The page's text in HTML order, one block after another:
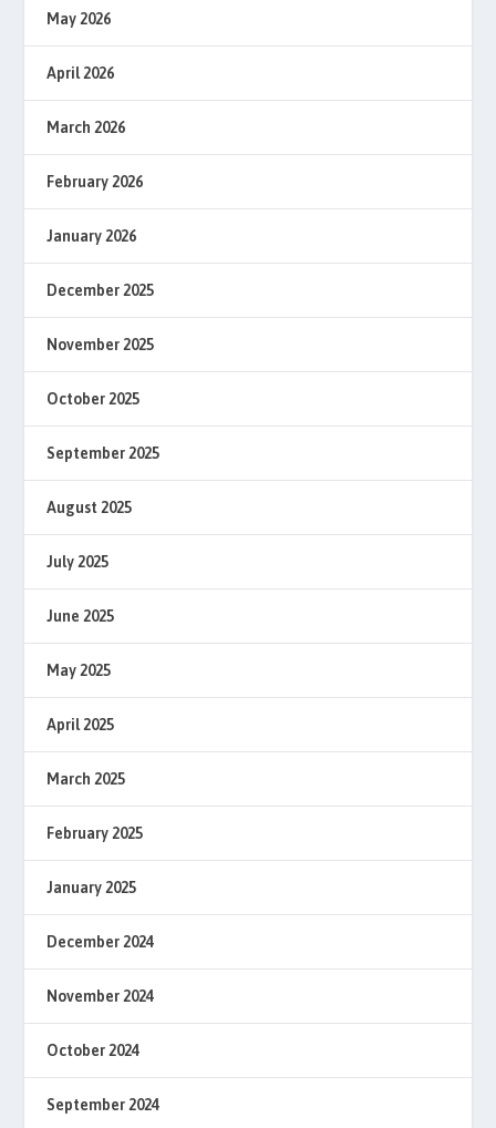
May 2026
April 2026
March 2026
February 2026
January 2026
December 2025
November 2025
October 2025
September 2025
August 2025
July 2025
June 2025
May 2025
April 2025
March 2025
February 2025
January 2025
December 2024
November 2024
October 2024
September 2024